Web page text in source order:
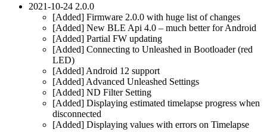
2021-10-24 2.0.0
[Added] Firmware 2.0.0 with huge list of changes
[Added] New BLE Api 4.0 – much better for Android
[Added] Partial FW updating
[Added] Connecting to Unleashed in Bootloader (red
LED)
[Added] Android 12 support
[Added] Advanced Unleashed Settings
[Added] ND Filter Setting
[Added] Displaying estimated timelapse progress when
disconnected
[Added] Displaying values with errors on Timelapse